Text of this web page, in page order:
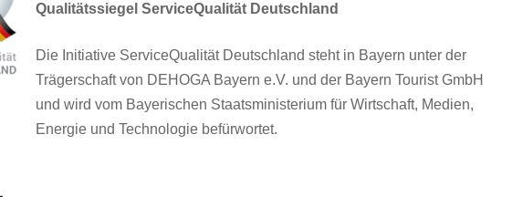
Qualitätssiegel ServiceQualität Deutschland
Die Initiative ServiceQualität Deutschland steht in Bayern unter der
Trägerschaft von DEHOGA Bayern e.V. und der Bayern Tourist GmbH
und wird vom Bayerischen Staatsministerium für Wirtschaft, Medien,
Energie und Technologie befürwortet.